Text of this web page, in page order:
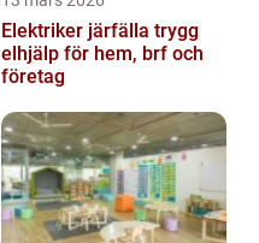
Elektriker järfälla trygg
elhjälp för hem, brf och
företag